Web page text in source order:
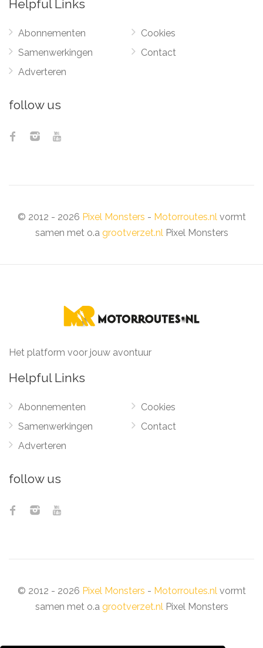
Helpful Links
Abonnementen
Samenwerkingen
Adverteren
Cookies
Contact
follow us
© 2012 - 2026 Pixel Monsters - Motorroutes.nlvormt
samen met o.a grootverzet.nlPixel Monsters
Het platform voor jouw avontuur
Helpful Links
Abonnementen
Samenwerkingen
Adverteren
Cookies
Contact
follow us
© 2012 - 2026 Pixel Monsters - Motorroutes.nlvormt
samen met o.a grootverzet.nlPixel Monsters